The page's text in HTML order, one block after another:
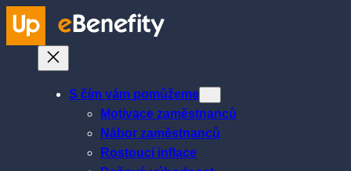
Přeskočit
na
obsah
S čím vám pomůžeme
Motivace zaměstnanců
Nábor zaměstnanců
Rostoucí inflace